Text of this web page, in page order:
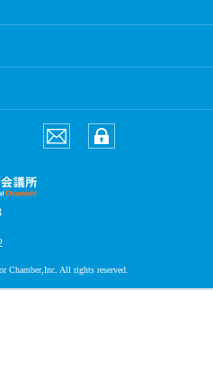
Chamber,Inc. All rights reserved.